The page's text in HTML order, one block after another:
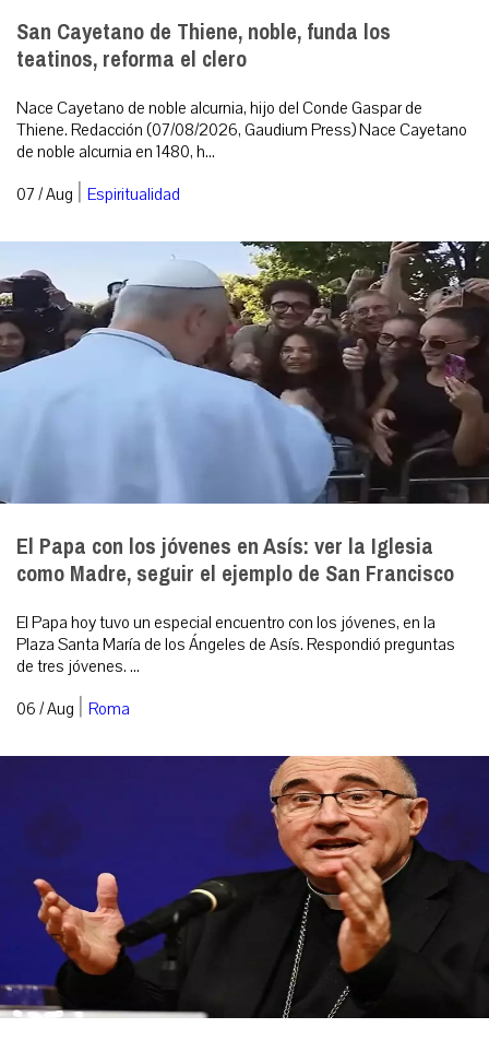
San Cayetano de Thiene, noble, funda los
teatinos, reforma el clero
Nace Cayetano de noble alcurnia, hijo del Conde Gaspar de
Thiene. Redacción (07/08/2026, Gaudium Press) Nace Cayetano
de noble alcurnia en 1480, h...
07 / Aug | Espiritualidad
El Papa con los jóvenes en Asís: ver la Iglesia
como Madre, seguir el ejemplo de San Francisco
El Papa hoy tuvo un especial encuentro con los jóvenes, en la
Plaza Santa María de los Ángeles de Asís. Respondió preguntas
de tres jóvenes. ...
06 / Aug | Roma